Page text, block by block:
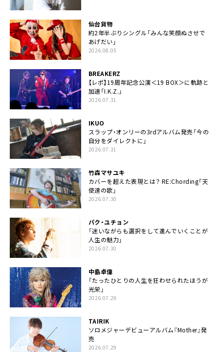
仙台貨物
約2年半ぶりシングル「みんな笑顔ぬさせで
あげだい」
2026.08.05
BREAKERZ
【レポ】19周年記念公演＜19 BOX＞に軌跡と
加速「I.K.Z.」
2026.07.31
IKUO
スラップ・オンリーの3rdアルバム発売「今の
自分をダイレクトに」
2026.07.31
竹森マサユキ
カバーを超えた表現とは？ RE:Chording「天
使達の歌」
2026.07.30
パク・ユチョン
「迷いながらも選択をして進んでいくことが
人生の魅力」
2026.07.30
中島卓偉
「たったひとりの人生を狂わせられたほうが
光栄」
2026.07.29
TAIRIK
ソロメジャーデビューアルバム『Mother』発
売
2026.07.29